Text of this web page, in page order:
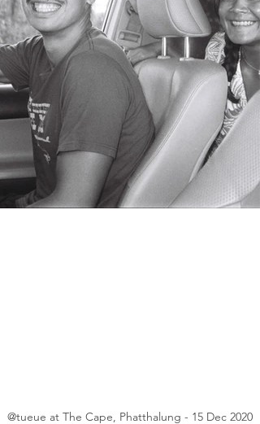
@tueue at The Cape, Phatthalung - 15 Dec 2020